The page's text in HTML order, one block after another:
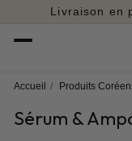
passer
au
Livraison en
Accueil / Produits
Sérum &